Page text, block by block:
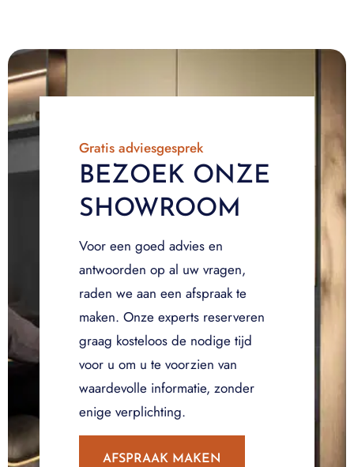
Gratis adviesgesprek
BEZOEK ONZE
SHOWROOM
Voor een goed advies en
antwoorden op al uw vragen,
raden we aan een afspraak te
maken. Onze experts reserveren
graag kosteloos de nodige tijd
voor u om u te voorzien van
waardevolle informatie, zonder
enige verplichting.
AFSPRAAK MAKEN